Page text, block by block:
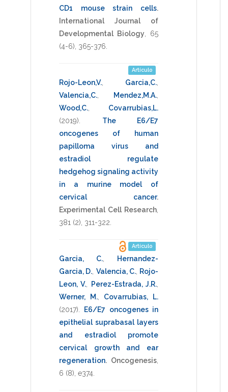
CD1 mouse strain cells.
International Journal of
Developmental Biology
65
(4-6), 365-376
Artículo
Rojo-Leon,V. Garcia,C.
Valencia,C.
Mendez,M.A.
Wood,C.
Covarrubias,L.
(2019)
The E6/E7
oncogenes of human
papilloma virus and
estradiol regulate
hedgehog signaling activity
in a murine model of
cervical cancer.
Experimental Cell Research
381 (2), 311-322
Artículo
Garcia, C.
Hernandez-
Garcia, D. Valencia, C., Rojo-
Leon, V.
Perez-Estrada, J.R.
Werner, M., Covarrubias, L.
(2017)
E6/E7 oncogenes in
epithelial suprabasal layers
and estradiol promote
cervical growth and ear
regeneration. Oncogenesis
6 (8), e374